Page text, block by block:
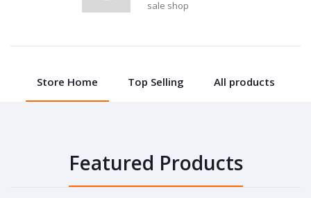
sale shop
Store Home Top Selling All products
Featured Products